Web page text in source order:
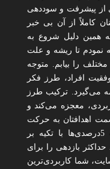
از پیشرفت و سوددهی
کاملاً از آن بی خبر
همین دلیل شروع به
نمودم تا ریشه و علت
را بیابم. متوجه
افراد، طرز فکر
می‌گیرد. ترکیب طرز
معجزه می‌کند و
اهدافتان به حرکت
درمی‌آورد. تمام آموزش‌های وبسایت 5درصدی‌ها با تکیه بر
بازدهی را برای
شما کاربردی‌ترین